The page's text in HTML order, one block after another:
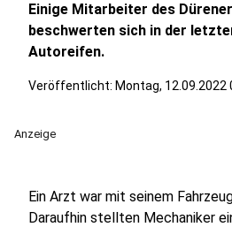
Einige Mitarbeiter des
beschwerten sich in der
Autoreifen.
Veröffentlicht: Montag, 12.09.2022
Anzeige
Ein Arzt war mit seinem
Daraufhin stellten Mechaniker